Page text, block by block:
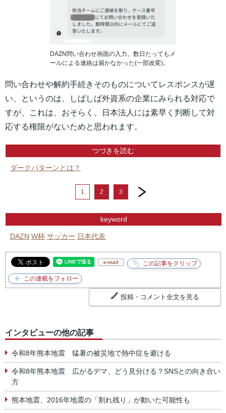
DAZN問い合わせ画面の入力。数日たってもメ
ールによる連絡は届かなかった(一部改変)。
問い合わせや解約手続きそのものについてレスポンスが遅
い、というのは、しばしば外資系の企業にみられる対応で
すが、これは、おそらく、日本法人には素早く判断して対
応する権限がないためと思われます。
つづきを読む
ダークパターンとは？
1 2 3
next
keyword
DAZN W杯 サッカー 日本代表
e-mail
投稿・コメント全文を見る
インタビューの他の記事
令和8年熊本地震 猛暑の被災地で熱中症を避ける
令和8年熊本地震 広がるデマ、どう見分ける？SNSとの向き合い
方
熊本地震、2016年地震の「割れ残り」が動いた可能性も